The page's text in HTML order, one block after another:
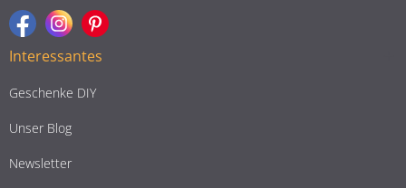
Interessantes
Geschenke DIY
Unser Blog
Newsletter